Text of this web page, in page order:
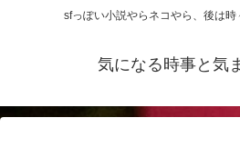
sfっぽい小説やらネコやら、後は
気になる時事と気